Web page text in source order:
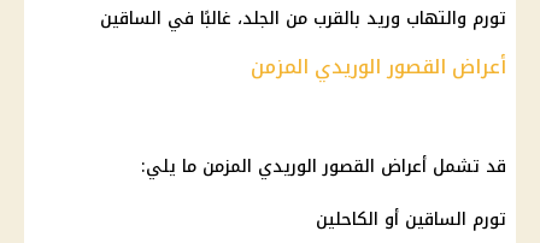
تورم والتهاب وريد بالقرب من الجلد، غالبًا في الساقين
أعراض القصور الوريدي المزمن
قد تشمل أعراض القصور الوريدي المزمن ما يلي:
تورم الساقين أو الكاحلين